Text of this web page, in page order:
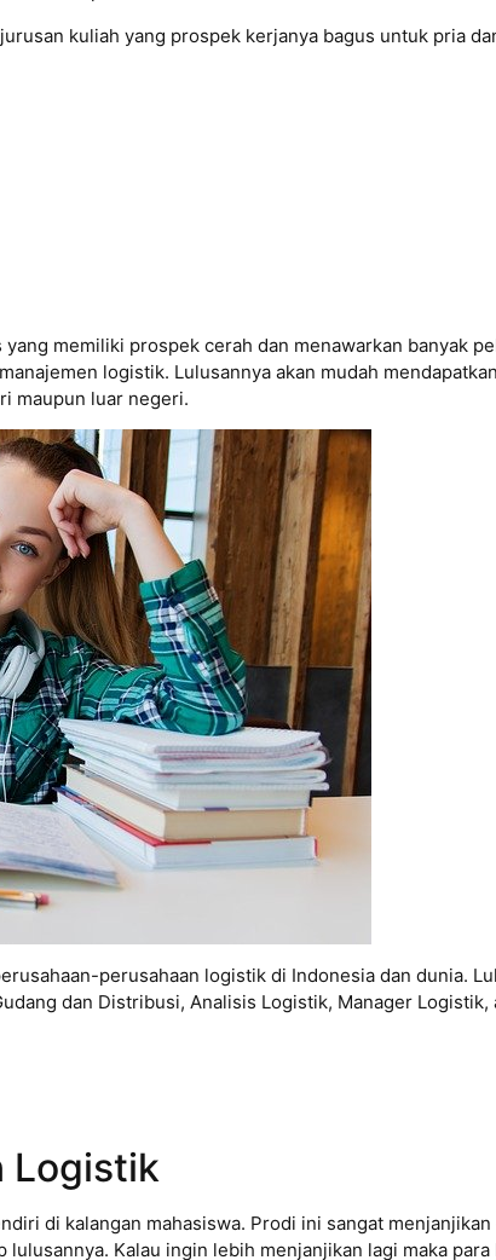
kuliah yang prospek kerjanya bagus untuk pria
memiliki prospek cerah dan menawarkan banyak
logistik. Lulusannya akan mudah mendapatkan
maupun luar negeri.
perusahaan logistik di Indonesia dan dunia.
dan Distribusi, Analisis Logistik, Manager Logistik,
Logistik
di kalangan mahasiswa. Prodi ini sangat menjanjikan
Kalau ingin lebih menjanjikan lagi maka para